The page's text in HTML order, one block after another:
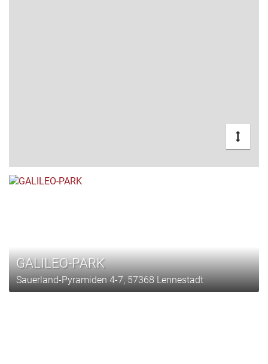
GALILEO-PARK
Sauerland-Pyramiden 4-7, 57368 Lennestadt